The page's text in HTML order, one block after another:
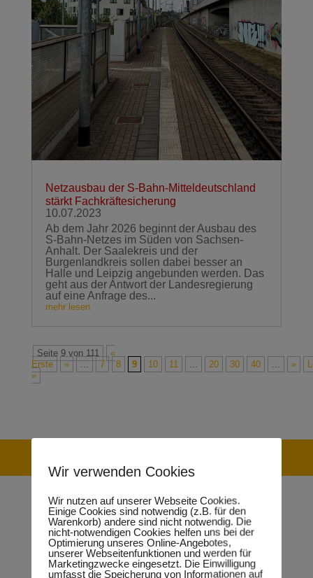
Netzausbau der S-Bahn-Mitteldeutschland
stärkt Fachkräftesicherung
10.07.2023
Ab dem Jahr 2026 beginnt der Ausbau des
S-Bahn-Netzes im Süden von Sachsen-
Anhalt. Der Saalekreis und der
Burgenlandkreis sollen dabei besser an
Halle und Leipzig angebunden werden. Das
geht aus der Antwort der Landesregierung
auf eine Anfrage des...
mehr lesen
Seite 9 von 111
«
Erste
« ... 7 8 9 10 11 ... 20 30 40 ... »
»
Rückblick und Ziele im Jahr 2021
Wir verwenden Cookies
Wir nutzen auf unserer Webseite Cookies.
Einige Cookies sind notwendig (z.B. für den
Warenkorb) andere sind nicht notwendig. Die
nicht-notwendigen Cookies helfen uns bei der
Optimierung unseres Online-Angebotes,
unserer Webseitenfunktionen und werden für
Marketingzwecke eingesetzt. Die Einwilligung
umfasst die Speicherung von Informationen auf